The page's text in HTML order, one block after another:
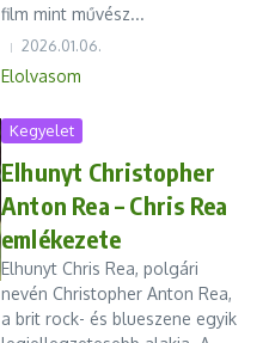
film mint művész...
2026.01.06.
Elolvasom
Kegyelet
Elhunyt Christopher
Anton Rea – Chris Rea
emlékezete
Elhunyt Chris Rea, polgári
nevén Christopher Anton Rea,
a brit rock- és blueszene egyik